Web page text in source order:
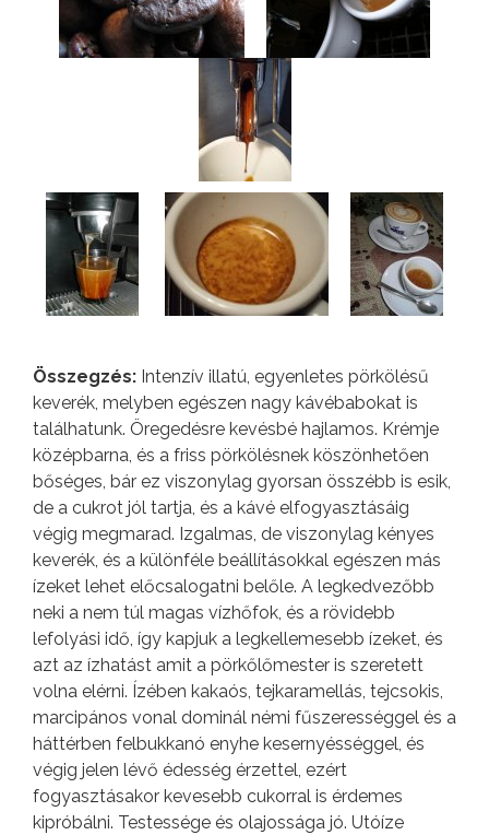
Összegzés: Intenzív illatú, egyenletes pörkölésű
keverék, melyben egészen nagy kávébabokat is
találhatunk. Öregedésre kevésbé hajlamos. Krémje
középbarna, és a friss pörkölésnek köszönhetően
bőséges, bár ez viszonylag gyorsan összébb is esik,
de a cukrot jól tartja, és a kávé elfogyasztásáig
végig megmarad. Izgalmas, de viszonylag kényes
keverék, és a különféle beállításokkal egészen más
ízeket lehet előcsalogatni belőle. A legkedvezőbb
neki a nem túl magas vízhőfok, és a rövidebb
lefolyási idő, így kapjuk a legkellemesebb ízeket, és
azt az ízhatást amit a pörkőlőmester is szeretett
volna elérni. Ízében kakaós, tejkaramellás, tejcsokis,
marcipános vonal dominál némi fűszerességgel és a
háttérben felbukkanó enyhe kesernyésséggel, és
végig jelen lévő édesség érzettel, ezért
fogyasztásakor kevesebb cukorral is érdemes
kipróbálni. Testessége és olajossága jó. Utóíze